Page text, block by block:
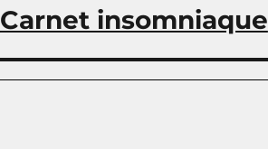
Carnet insomniaque